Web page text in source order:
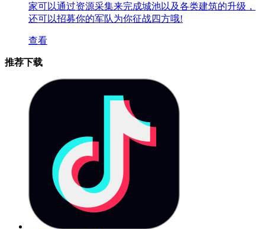
家可以通过资源采集来完成城池以及各类建筑的升级，
还可以招募你的军队为你征战四方哦!
查看
推荐下载